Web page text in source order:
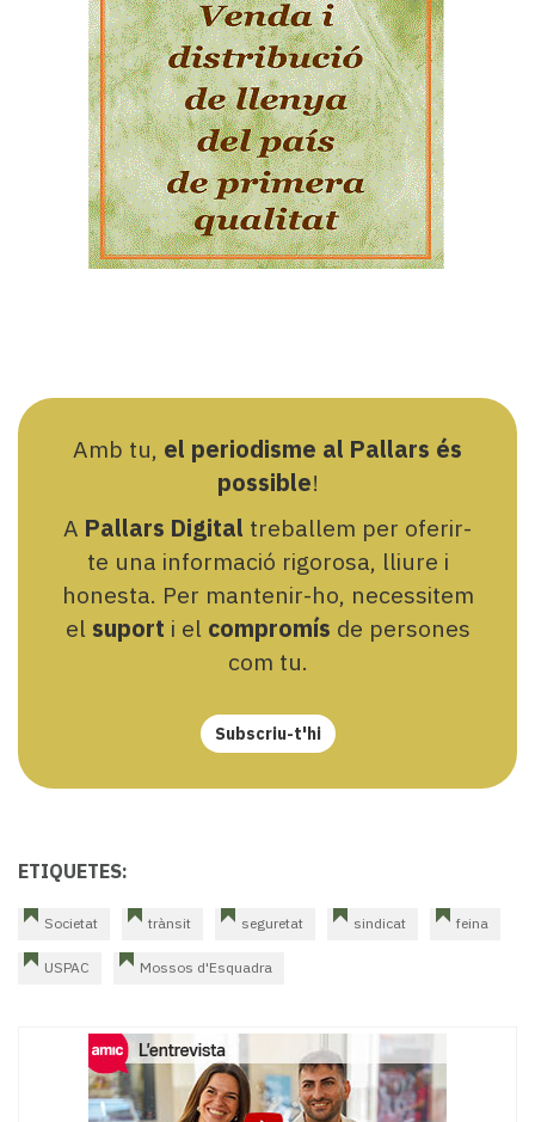
Amb tu, el periodisme al Pallars és
possible!
A Pallars Digital treballem per oferir-
te una informació rigorosa, lliure i
honesta. Per mantenir-ho, necessitem
el suport i el compromís de persones
com tu.
Subscriu-t'hi
ETIQUETES:
Societat trànsit seguretat sindicat feina
USPAC Mossos d'Esquadra